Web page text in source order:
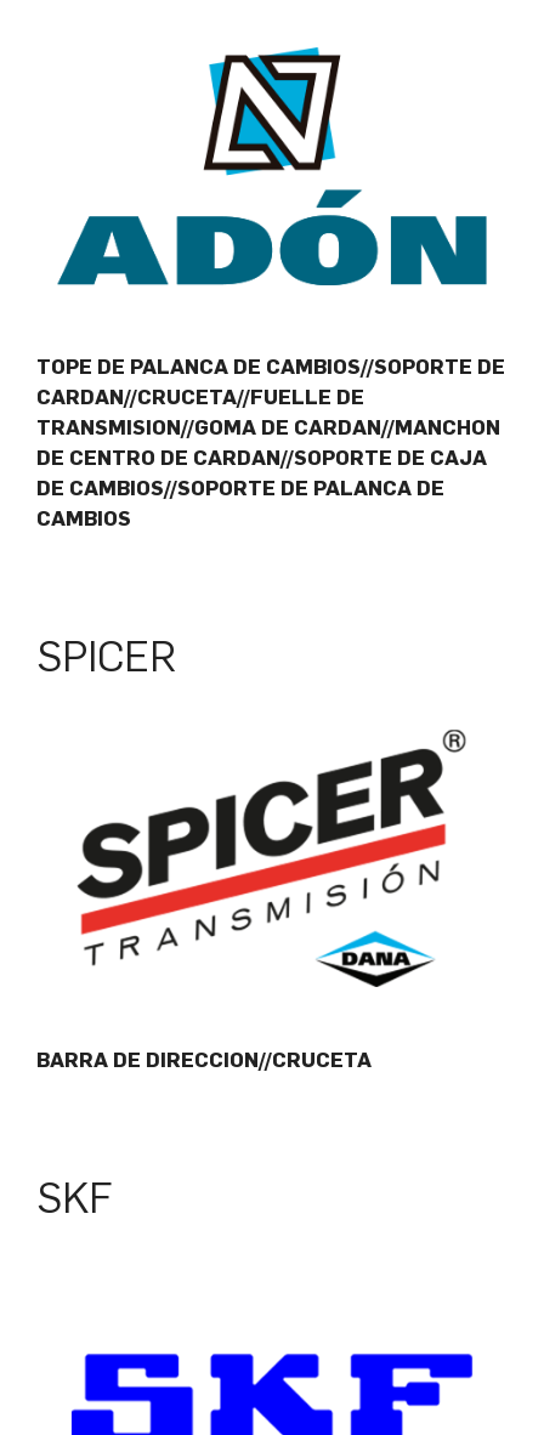
TOPE DE PALANCA DE CAMBIOS//SOPORTE DE
CARDAN//CRUCETA//FUELLE DE
TRANSMISION//GOMA DE CARDAN//MANCHON
DE CENTRO DE CARDAN//SOPORTE DE CAJA
DE CAMBIOS//SOPORTE DE PALANCA DE
CAMBIOS
SPICER
BARRA DE DIRECCION//CRUCETA
SKF